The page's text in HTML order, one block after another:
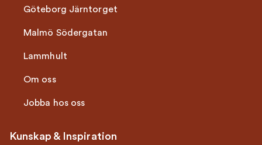
Göteborg Järntorget
Malmö Södergatan
Lammhult
Om oss
Jobba hos oss
Kunskap & Inspiration